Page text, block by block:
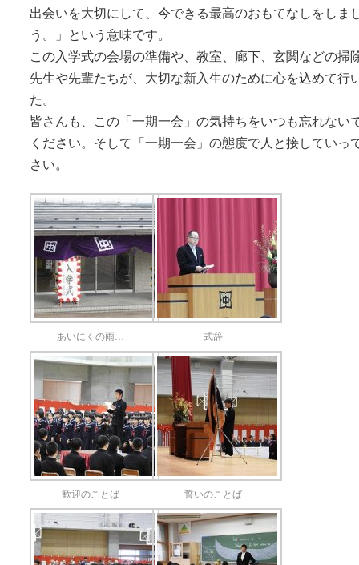
出会いを大切にして、今できる最高のおもてなしをしま
う。」という意味です。
この入学式の会場の準備や、教室、廊下、玄関などの掃
先生や先輩たちが、大切な新入生のために心を込めて行
た。
皆さんも、この「一期一会」の気持ちをいつも忘れない
ください。そして「一期一会」の態度で人と接していっ
さい。
あいにくの雨… 式辞
歓迎のことば 誓いのことば